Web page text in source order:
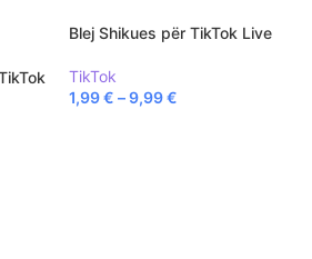
Blej Shikues për TikTok Live
TikTok
1,99€ –9,99€